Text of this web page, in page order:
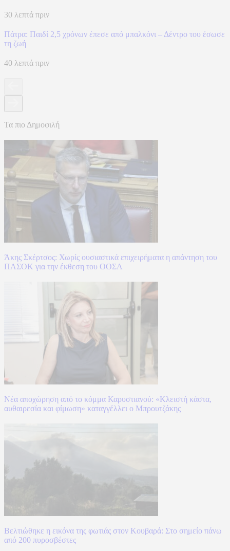
30 λεπτά πριν
Πάτρα: Παιδί 2,5 χρόνων έπεσε από μπαλκόνι – Δέντρο του έσωσε
τη ζωή
40 λεπτά πριν
Τα πιο Δημοφιλή
Άκης Σκέρτσος: Χωρίς ουσιαστικά επιχειρήματα η απάντηση του
ΠΑΣΟΚ για την έκθεση του ΟΟΣΑ
Νέα αποχώρηση από το κόμμα Καρυστιανού: «Κλειστή κάστα,
αυθαιρεσία και φίμωση» καταγγέλλει ο Μπρουτζάκης
Βελτιώθηκε η εικόνα της φωτιάς στον Κουβαρά: Στο σημείο πάνω
από 200 πυροσβέστες